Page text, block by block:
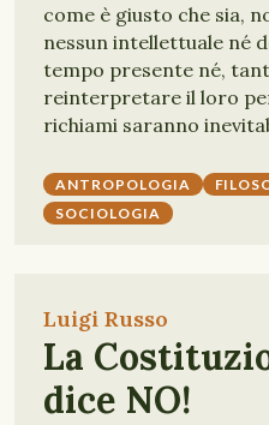
come è giusto che sia,
nessun intellettuale né
tempo presente né,
reinterpretare il loro
richiami saranno
ANTROPOLOGIA
SOCIOLOGIA
Luigi Russo
La
dice NO!